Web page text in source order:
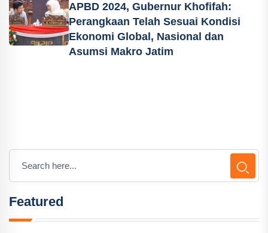
APBD 2024, Gubernur Khofifah:
Perangkaan Telah Sesuai Kondisi
Ekonomi Global, Nasional dan
Asumsi Makro Jatim
Featured